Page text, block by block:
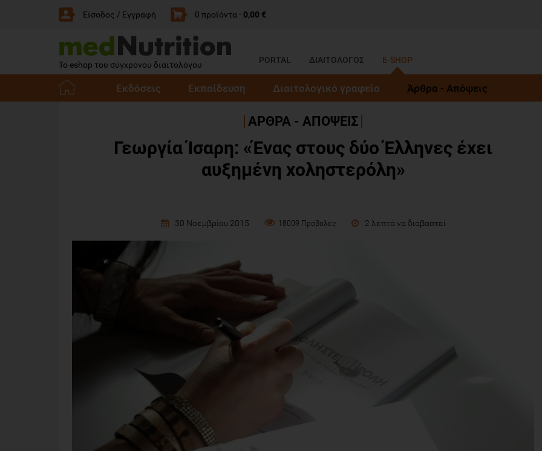
Είσοδος / Εγγραφή 0 προϊόντα - 0,00 €
Το eshop του σύγχρονου διαιτολόγου PORTAL ΔΙΑΙΤΟΛΟΓΟΣ E-SHOP
Εκδόσεις Εκπαίδευση Διαιτολογικό γραφείο Άρθρα - Απόψεις
ΑΡΘΡΑ - ΑΠΟΨΕΙΣ
Γεωργία Ίσαρη: «Ένας στους δύο Έλληνες έχει
αυξημένη χοληστερόλη»
30 Νοεμβρίου 2015 18009 Προβολές 2 λεπτά να διαβαστεί